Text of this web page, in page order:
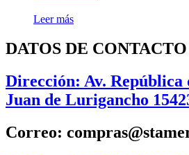
Leer más
DATOS DE CONTACTO
Dirección: Av. República
Juan de Lurigancho
Correo: